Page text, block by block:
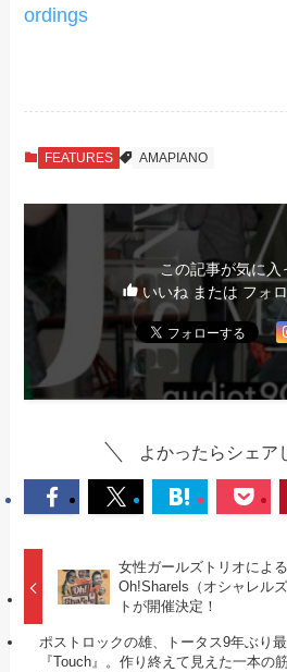
ordings
FEATURES AMAPIANO
この記事が気に入
いいね または フォ
よかったらシェア
女性ガールズトリオによ
Oh!Sharels（オシャレル
トが開催決定！
ポストロックの雄、トータス9年ぶり
『Touch』。作り終えて見えた一本の